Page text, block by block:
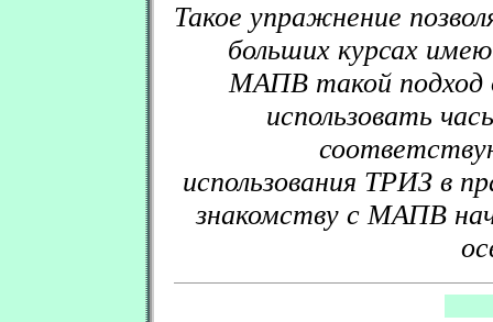
Такое упражнение
больших курсах
МАПВ такой подход
использовать
использования ТРИЗ в
знакомству с МАПВ